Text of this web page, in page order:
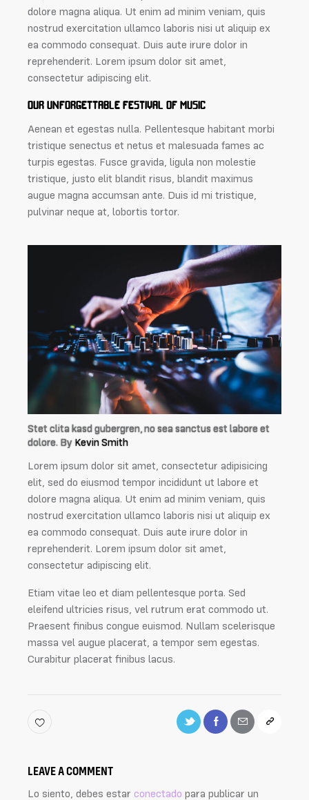
dolore magna aliqua. Ut enim ad minim veniam, quis
nostrud exercitation ullamco laboris nisi ut aliquip ex
ea commodo consequat. Duis aute irure dolor in
reprehenderit. Lorem ipsum dolor sit amet,
consectetur adipiscing elit.
OUR UNFORGETTABLE FESTIVAL OF MUSIC
Aenean et egestas nulla. Pellentesque habitant morbi
tristique senectus et netus et malesuada fames ac
turpis egestas. Fusce gravida, ligula non molestie
tristique, justo elit blandit risus, blandit maximus
augue magna accumsan ante. Duis id mi tristique,
pulvinar neque at, lobortis tortor.
Stet clita kasd gubergren, no sea sanctus est labore et
dolore. By Kevin Smith
Lorem ipsum dolor sit amet, consectetur adipisicing
elit, sed do eiusmod tempor incididunt ut labore et
dolore magna aliqua. Ut enim ad minim veniam, quis
nostrud exercitation ullamco laboris nisi ut aliquip ex
ea commodo consequat. Duis aute irure dolor in
reprehenderit. Lorem ipsum dolor sit amet,
consectetur adipiscing elit.
Etiam vitae leo et diam pellentesque porta. Sed
eleifend ultricies risus, vel rutrum erat commodo ut.
Praesent finibus congue euismod. Nullam scelerisque
massa vel augue placerat, a tempor sem egestas.
Curabitur placerat finibus lacus.
LEAVE A COMMENT
Lo siento, debes estar conectado para publicar un